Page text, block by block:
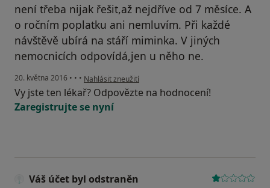
není třeba nijak řešit,až nejdříve od 7 měsíce. A
o ročním poplatku ani nemluvím. Při každé
návštěvě ubírá na stáří miminka. V jiných
nemocnicích odpovídá,jen u něho ne.
20. května 2016 • • • podle názoru uživatele Váš účet byl odstraněn
Nahlásit zneužití
Vy jste ten lékař? Odpovězte na hodnocení!
Zaregistrujte se nyní
Váš účet byl odstraněn